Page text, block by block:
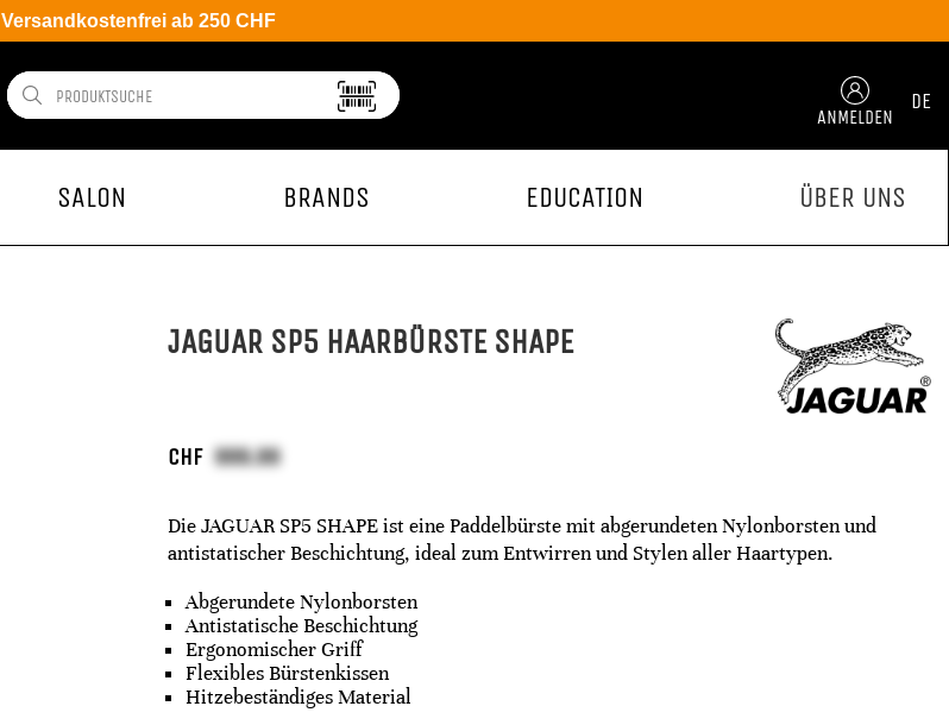
Versandkostenfrei ab 250 CHF
ANMELDEN
DE
SALON BRANDS EDUCATION ÜBER UNS
JAGUAR SP5 HAARBÜRSTE SHAPE
CHF
Die JAGUAR SP5 SHAPE ist eine Paddelbürste mit abgerundeten Nylonborsten und
antistatischer Beschichtung, ideal zum Entwirren und Stylen aller Haartypen.
Abgerundete Nylonborsten
Antistatische Beschichtung
Ergonomischer Griff
Flexibles Bürstenkissen
Hitzebeständiges Material